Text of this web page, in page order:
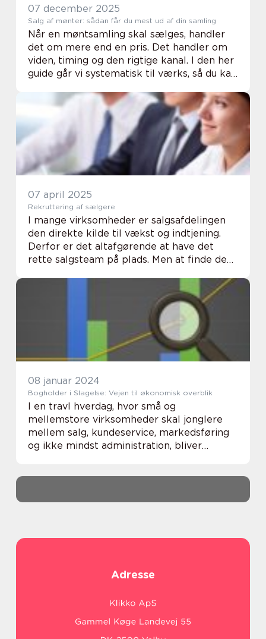
07 december 2025
Salg af mønter: sådan får du mest ud af din samling
Når en møntsamling skal sælges, handler
det om mere end en pris. Det handler om
viden, timing og den rigtige kanal. I den her
guide går vi systematisk til værks, så du kan
07 april 2025
Rekruttering af sælgere
I mange virksomheder er salgsafdelingen
den direkte kilde til vækst og indtjening.
Derfor er det altafgørende at have det
rette salgsteam på plads. Men at finde den
08 januar 2024
Bogholder i Slagelse: Vejen til økonomisk overblik
I en travl hverdag, hvor små og
mellemstore virksomheder skal jonglere
mellem salg, kundeservice, markedsføring
og ikke mindst administration, bliver
Adresse